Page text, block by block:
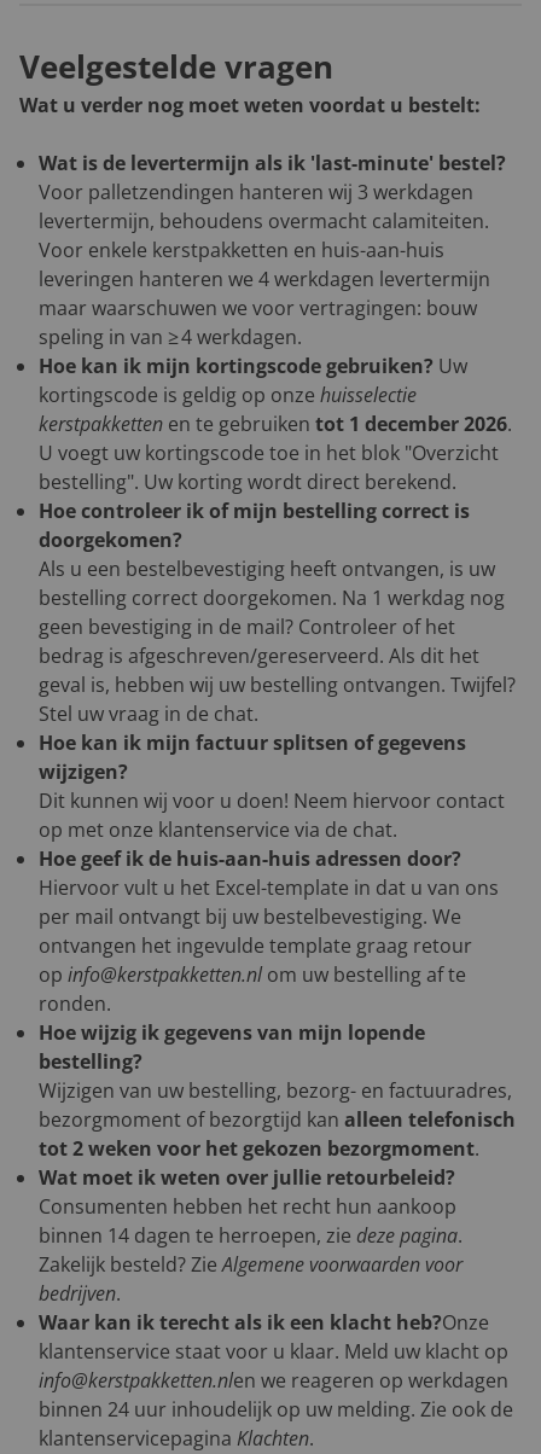
Veelgestelde vragen
Wat u verder nog moet weten voordat u bestelt:
Wat is de levertermijn als ik 'last-minute' bestel?
Voor palletzendingen hanteren wij 3 werkdagen
levertermijn, behoudens overmacht calamiteiten.
Voor enkele kerstpakketten en huis-aan-huis
leveringen hanteren we 4 werkdagen levertermijn
maar waarschuwen we voor vertragingen: bouw
speling in van ≥ 4 werkdagen.
Hoe kan ik mijn kortingscode gebruiken? Uw
kortingscode is geldig op onze huisselectie
kerstpakketten en te gebruiken tot 1 december 2026.
U voegt uw kortingscode toe in het blok "Overzicht
bestelling". Uw korting wordt direct berekend.
Hoe controleer ik of mijn bestelling correct is
doorgekomen?
Als u een bestelbevestiging heeft ontvangen, is uw
bestelling correct doorgekomen. Na 1 werkdag nog
geen bevestiging in de mail? Controleer of het
bedrag is afgeschreven/gereserveerd. Als dit het
geval is, hebben wij uw bestelling ontvangen. Twijfel?
Stel uw vraag in de chat.
Hoe kan ik mijn factuur splitsen of gegevens
wijzigen?
Dit kunnen wij voor u doen! Neem hiervoor contact
op met onze klantenservice via de chat.
Hoe geef ik de huis-aan-huis adressen door?
Hiervoor vult u het Excel-template in dat u van ons
per mail ontvangt bij uw bestelbevestiging. We
ontvangen het ingevulde template graag retour
op info@kerstpakketten.nlom uw bestelling af te
ronden.
Hoe wijzig ik gegevens van mijn lopende
bestelling?
Wijzigen van uw bestelling, bezorg- en factuuradres,
bezorgmoment of bezorgtijd kan alleen telefonisch
tot 2 weken voor het gekozen bezorgmoment.
Wat moet ik weten over jullie retourbeleid?
Consumenten hebben het recht hun aankoop
binnen 14 dagen te herroepen, zie deze pagina.
Zakelijk besteld? ZieAlgemene voorwaarden voor
bedrijven.
Waar kan ik terecht als ik een klacht heb?Onze
klantenservice staat voor u klaar. Meld uw klacht op
info@kerstpakketten.nlen we reageren op werkdagen
binnen 24 uur inhoudelijk op uw melding. Zie ook de
klantenservicepagina Klachten.